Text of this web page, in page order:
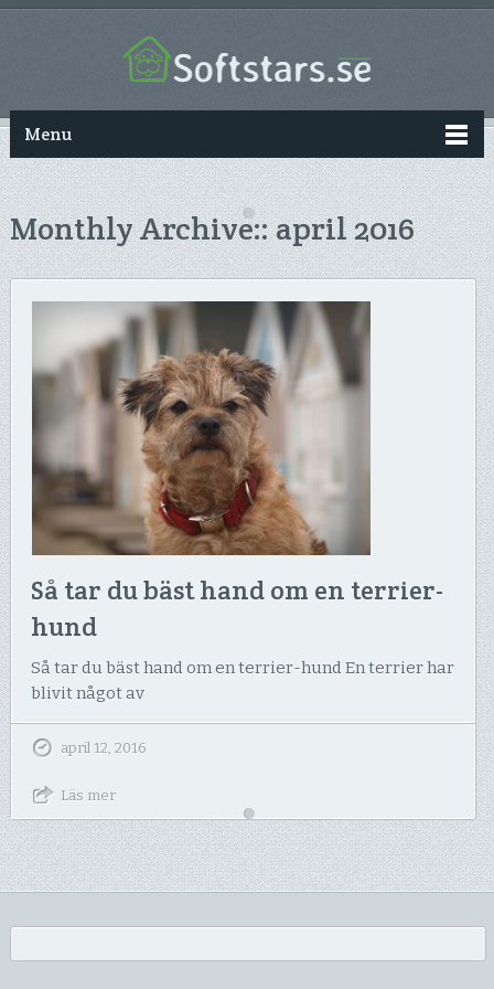
Menu
Monthly Archive::april 2016
Så tar du bäst hand om en terrier-
hund
Så tar du bäst hand om en terrier-hund En terrier har
blivit något av
april 12, 2016
Läs mer